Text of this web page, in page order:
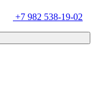
+7 982 538-19-02